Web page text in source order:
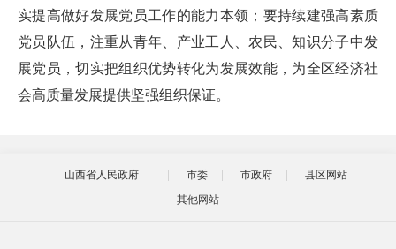
实提高做好发展党员工作的能力本领；要持续建强高素质
党员队伍，注重从青年、产业工人、农民、知识分子中发
展党员，切实把组织优势转化为发展效能，为全区经济社
会高质量发展提供坚强组织保证。
山西省人民政府 市委 市政府
县区网站
其他网站